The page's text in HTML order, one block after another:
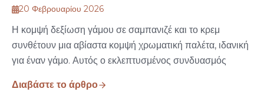
20 Φεβρουαρίου 2026
Η κομψή δεξίωση γάμου σε σαμπανιζέ και το κρεμ
συνθέτουν μια αβίαστα κομψή χρωματική παλέτα, ιδανική
για έναν γάμο. Αυτός ο εκλεπτυσμένος συνδυασμός
Διαβάστε το άρθρο